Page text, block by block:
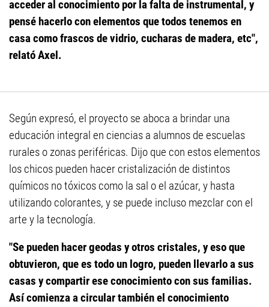
acceder al conocimiento por la falta de instrumental, y
pensé hacerlo con elementos que todos tenemos en
casa como frascos de vidrio, cucharas de madera, etc",
relató Axel.
Según expresó, el proyecto se aboca a brindar una
educación integral en ciencias a alumnos de escuelas
rurales o zonas periféricas. Dijo que con estos elementos
los chicos pueden hacer cristalización de distintos
químicos no tóxicos como la sal o el azúcar, y hasta
utilizando colorantes, y se puede incluso mezclar con el
arte y la tecnología.
"Se pueden hacer geodas y otros cristales, y eso que
obtuvieron, que es todo un logro, pueden llevarlo a sus
casas y compartir ese conocimiento con sus familias.
Así comienza a circular también el conocimiento